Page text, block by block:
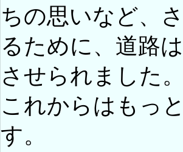
ちの思いなど、
るために、道路
させられました
これからはもっ
す。